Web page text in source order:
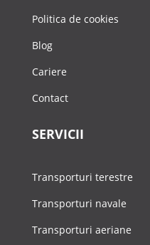
Politica de cookies
Blog
Cariere
Contact
SERVICII
Transporturi terestre
Transporturi navale
Transporturi aeriane